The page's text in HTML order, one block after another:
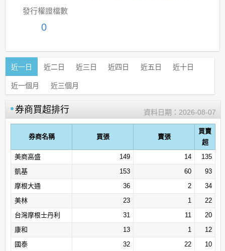
發行權證檔數
0
近一日 近二日 近三日 近四日 近五日 近十日
近一個月 近三個月
券商買超排行 資料日期： 2026-08-07
券商名稱 買張 賣張
買賣
超
美商高盛
149 14
135
凱基
153 60
93
摩根大通
36 2
34
美林
23 1
22
台灣摩根士丹利
31 11
20
康和
13 1
12
國泰
32 22
10